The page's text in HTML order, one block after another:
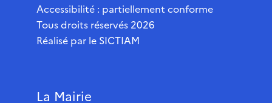
Accessibilité : partiellement conforme
Tous droits réservés 2026
Réalisé par le SICTIAM
La Mairie